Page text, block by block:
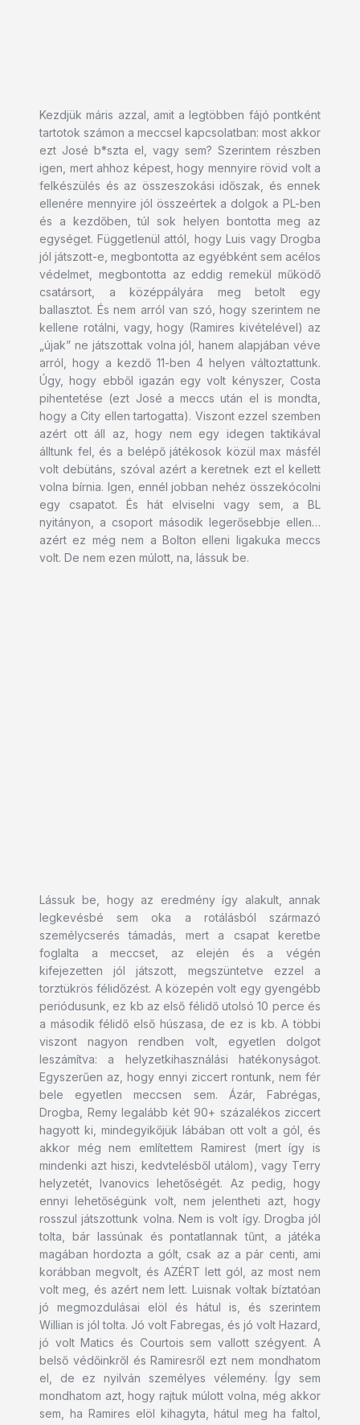
Kezdjük máris azzal, amit a legtöbben fájó pontként
tartotok számon a meccsel kapcsolatban: most akkor
ezt José b*szta el, vagy sem? Szerintem részben
igen, mert ahhoz képest, hogy mennyire rövid volt a
felkészülés és az összeszokási időszak, és ennek
ellenére mennyire jól összeértek a dolgok a PL-ben
és a kezdőben, túl sok helyen bontotta meg az
egységet. Függetlenül attól, hogy Luis vagy Drogba
jól játszott-e, megbontotta az egyébként sem acélos
védelmet, megbontotta az eddig remekül működő
csatársort, a középpályára meg betolt egy
ballasztot. És nem arról van szó, hogy szerintem ne
kellene rotálni, vagy, hogy (Ramires kivételével) az
„újak” ne játszottak volna jól, hanem alapjában véve
arról, hogy a kezdő 11-ben 4 helyen változtattunk.
Úgy, hogy ebből igazán egy volt kényszer, Costa
pihentetése (ezt José a meccs után el is mondta,
hogy a City ellen tartogatta). Viszont ezzel szemben
azért ott áll az, hogy nem egy idegen taktikával
álltunk fel, és a belépő játékosok közül max másfél
volt debütáns, szóval azért a keretnek ezt el kellett
volna bírnia. Igen, ennél jobban nehéz összekócolni
egy csapatot. És hát elviselni vagy sem, a BL
nyitányon, a csoport második legerősebbje ellen…
azért ez még nem a Bolton elleni ligakuka meccs
volt. De nem ezen múlott, na, lássuk be.
Lássuk be, hogy az eredmény így alakult, annak
legkevésbé sem oka a rotálásból származó
személycserés támadás, mert a csapat keretbe
foglalta a meccset, az elején és a végén
kifejezetten jól játszott, megszüntetve ezzel a
torztükrös félidőzést. A közepén volt egy gyengébb
periódusunk, ez kb az első félidő utolsó 10 perce és
a második félidő első húszasa, de ez is kb. A többi
viszont nagyon rendben volt, egyetlen dolgot
leszámítva: a helyzetkihasználási hatékonyságot.
Egyszerűen az, hogy ennyi ziccert rontunk, nem fér
bele egyetlen meccsen sem. Ázár, Fabrégas,
Drogba, Remy legalább két 90+ százalékos ziccert
hagyott ki, mindegyikőjük lábában ott volt a gól, és
akkor még nem említettem Ramirest (mert így is
mindenki azt hiszi, kedvtelésből utálom), vagy Terry
helyzetét, Ivanovics lehetőségét. Az pedig, hogy
ennyi lehetőségünk volt, nem jelentheti azt, hogy
rosszul játszottunk volna. Nem is volt így. Drogba jól
tolta, bár lassúnak és pontatlannak tűnt, a játéka
magában hordozta a gólt, csak az a pár centi, ami
korábban megvolt, és AZÉRT lett gól, az most nem
volt meg, és azért nem lett. Luisnak voltak bíztatóan
jó megmozdulásai elöl és hátul is, és szerintem
Willian is jól tolta. Jó volt Fabregas, és jó volt Hazard,
jó volt Matics és Courtois sem vallott szégyent. A
belső védőinkről és Ramiresről ezt nem mondhatom
el, de ez nyilván személyes vélemény. Így sem
mondhatom azt, hogy rajtuk múlott volna, még akkor
sem, ha Ramires elöl kihagyta, hátul meg ha faltol,